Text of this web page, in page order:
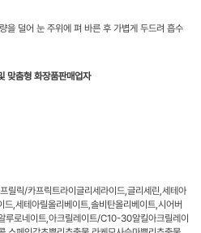
을 덜어 눈 주위에 펴 바른 후 가볍게 두드려 흡수
맞춤형 화장품판매업자
릴릭/카프릭트라이글리세라이드,글리세린,세테아
,세테아릴올리베이트,솔비탄올리베이트,시어버
루로네이트,아크릴레이트/C10-30알킬아크릴레이